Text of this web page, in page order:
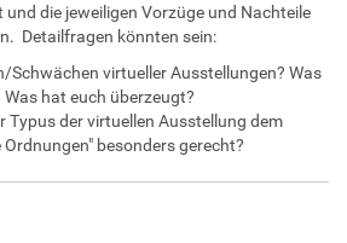
und die jeweiligen Vorzüge und Nachteile
Detailfragen könnten sein:
Schwächen virtueller Ausstellungen? Was
hat euch überzeugt?
Typus der virtuellen Ausstellung dem
besonders gerecht?